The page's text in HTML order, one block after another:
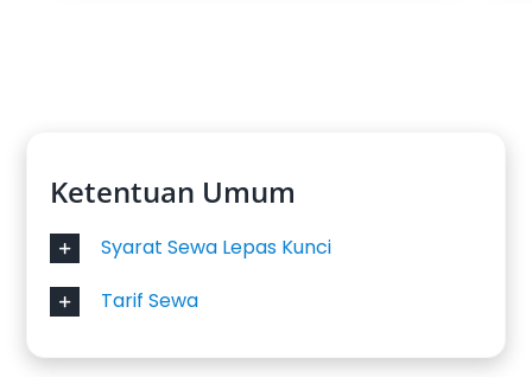
Ketentuan Umum
Syarat Sewa Lepas Kunci
Tarif Sewa